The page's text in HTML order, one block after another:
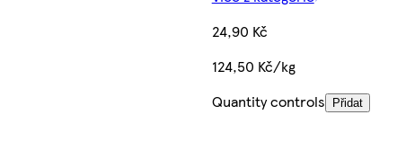
24,90 Kč
124,50 Kč/kg
Quantity controls
Přidat